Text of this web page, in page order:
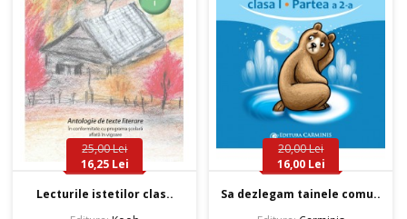
25,00 Lei
16,25 Lei
Lecturile istetilor clas..
20,00 Lei
16,00 Lei
Sa dezlegam tainele comu..